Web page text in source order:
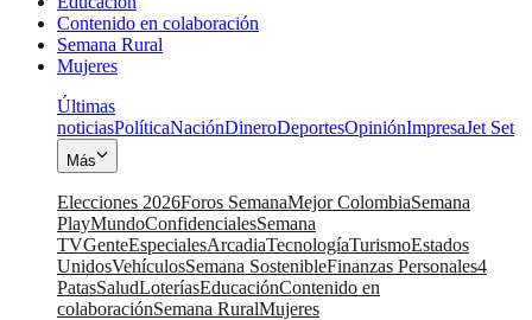
Contenido en colaboración
Semana Rural
Mujeres
Últimas
noticiasPolíticaNaciónDineroDeportesOpiniónImpresaJet Set
Más
Elecciones 2026Foros SemanaMejor ColombiaSemana
PlayMundoConfidencialesSemana
TVGenteEspecialesArcadiaTecnologíaTurismoEstados
UnidosVehículosSemana SostenibleFinanzas Personales4
PatasSaludLoteríasEducaciónContenido en
colaboraciónSemana RuralMujeres